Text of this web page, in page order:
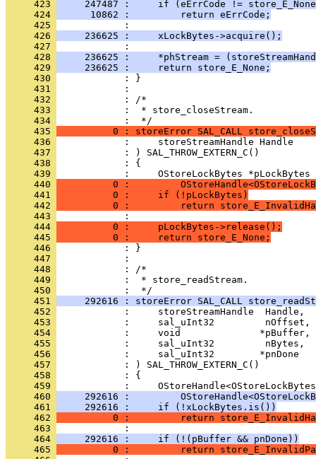
     423
247487 :     if (eErrCode !=
     424
      10862 :         return eErrCode;
     425
     426
     236625 :     xLockBytes->acquire();
     427
     428
236625 :     *phStream =
     429
     236625 :     return store_E_None;
     430
     431
     432
     433
            :  * store_closeStream.
     434
     435
0 : storeError SAL_CALL
     436
     437
     438
     439
     440
0 :
     441
          0 :     if (!pLockBytes)
     442
0 :         return
     443
     444
          0 :     pLockBytes->release();
     445
          0 :     return store_E_None;
     446
     447
     448
     449
            :  * store_readStream.
     450
     451
292616 : storeError SAL_CALL
     452
     453
     454
     455
     456
     457
     458
     459
     460
292616 :
     461
     292616 :     if (!xLockBytes.is())
     462
0 :         return
     463
     464
     292616 :     if (!(pBuffer && pnDone))
     465
0 :         return